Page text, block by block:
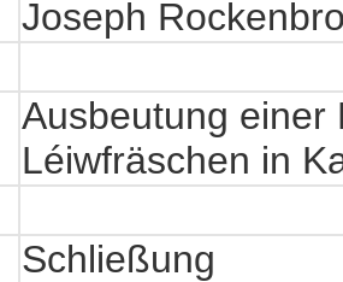
Joseph
Ausbeutung einer
Léiwfräschen in
Schließung